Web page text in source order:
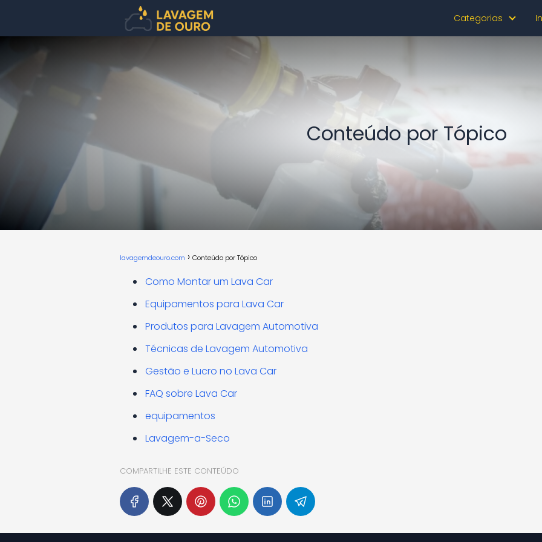
Categorias
Conteúdo por Tópico
lavagemdeouro.com Conteúdo por Tópico
Como Montar um Lava Car
Equipamentos para Lava Car
Produtos para Lavagem Automotiva
Técnicas de Lavagem Automotiva
Gestão e Lucro no Lava Car
FAQ sobre Lava Car
equipamentos
Lavagem-a-Seco
COMPARTILHE ESTE CONTEÚDO